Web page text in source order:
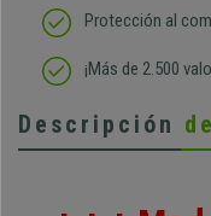
Protección al
¡Más de 2.500
Descripción